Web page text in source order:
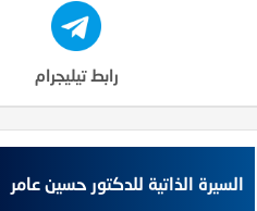
رابط تيليجرام
السيرة الذاتية للدكتور حسين عامر